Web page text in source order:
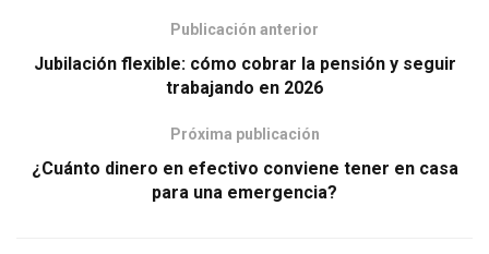
Publicación anterior
Jubilación flexible: cómo cobrar la pensión y seguir
trabajando en 2026
Próxima publicación
¿Cuánto dinero en efectivo conviene tener en casa
para una emergencia?